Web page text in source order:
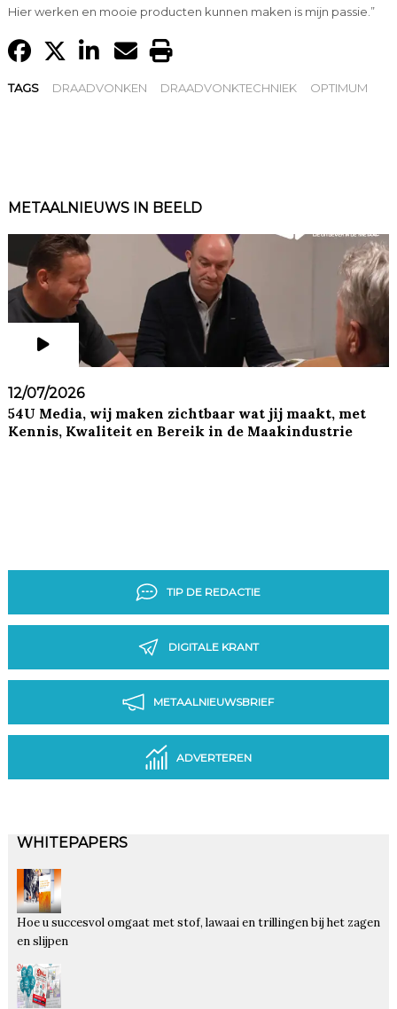
Hier werken en mooie producten kunnen maken is mijn passie.”
TAGS DRAADVONKEN DRAADVONKTECHNIEK OPTIMUM
METAALNIEUWS IN BEELD
12/07/2026
54U Media, wij maken zichtbaar wat jij maakt, met
Kennis, Kwaliteit en Bereik in de Maakindustrie
TIP DE REDACTIE
DIGITALE KRANT
METAALNIEUWSBRIEF
ADVERTEREN
WHITEPAPERS
Hoe u succesvol omgaat met stof, lawaai en trillingen bij het zagen
en slijpen